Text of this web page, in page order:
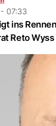
07:33
ins
Reto